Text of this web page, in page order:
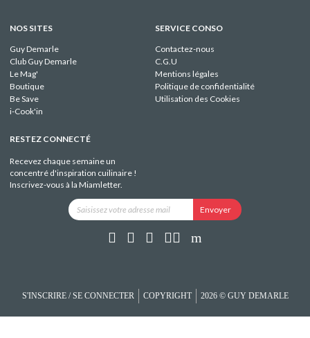
NOS SITES
Guy Demarle
Club Guy Demarle
Le Mag'
Boutique
Be Save
i-Cook'in
SERVICE CONSO
Contactez-nous
C.G.U
Mentions légales
Politique de confidentialité
Utilisation des Cookies
RESTEZ CONNECTÉ
Recevez chaque semaine un
concentré d'inspiration cuilinaire !
Inscrivez-vous à la Miamletter.
S'INSCRIRE / SE CONNECTER COPYRIGHT 2026 © GUY DEMARLE